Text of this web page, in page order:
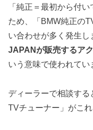
「純正＝最初から付
ため、「BMW純正の
い合わせが多く発生し
JAPANが販売するア
いう意味で使われてい
ディーラーで相談す
TVチューナー」がこれ